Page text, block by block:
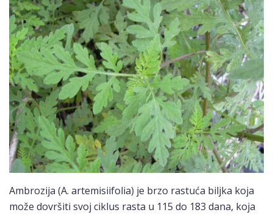
Ambrozija (A. artemisiifolia) je brzo rastuća biljka koja
može dovršiti svoj ciklus rasta u 115 do 183 dana, koja